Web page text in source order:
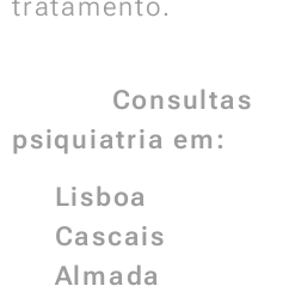
tratamento.
Consultas
psiquiatria em:
Lisboa
Cascais
Almada